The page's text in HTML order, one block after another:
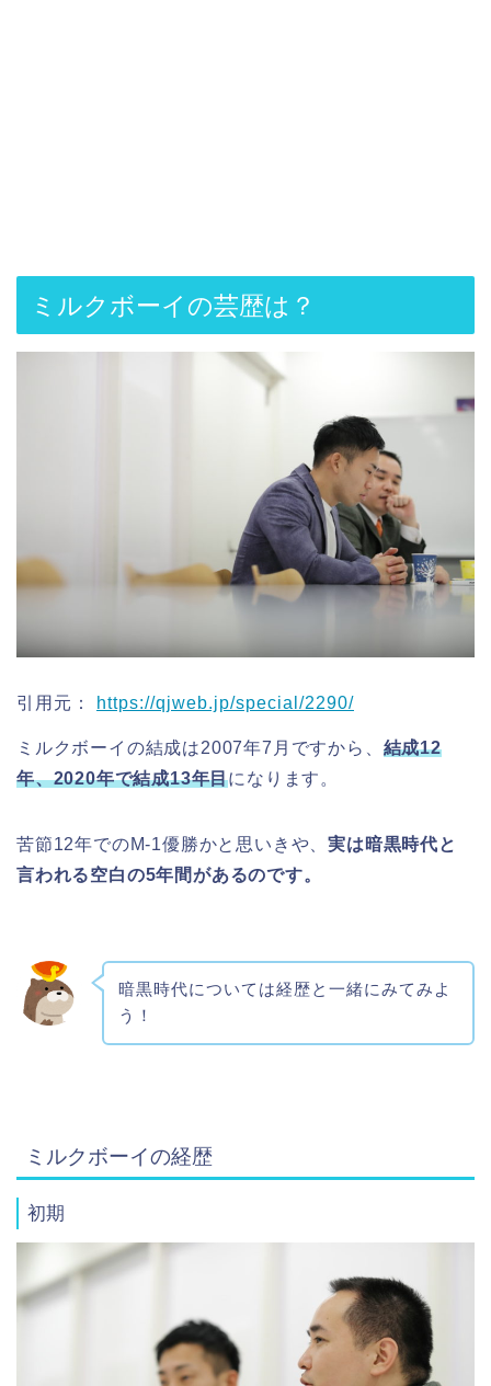
ミルクボーイの芸歴は？
引用元： https://qjweb.jp/special/2290/
ミルクボーイの結成は2007年7月ですから、 結成12
年、2020年で結成13年目になります。
苦節12年でのM-1優勝かと思いきや、実は暗黒時代と
言われる空白の5年間があるのです。
暗黒時代については経歴と一緒にみてみよ
う！
ミルクボーイの経歴
初期